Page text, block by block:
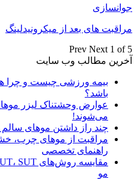
جوانسازی
مراقبت های بعد از میکرونیدلینگ
Prev Next 1 of 5
آخرین مطالب وب سایت
بیمه ورزشی چیست و چرا
باشد؟
عوارض وحشتناک لیزر
می‌شوند!
چند راز داشتن موهای
مراقبت از موهای چرب،
راهنمای تخصصی
مو